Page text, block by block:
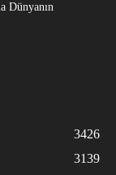
Dünyanın
3426
3139